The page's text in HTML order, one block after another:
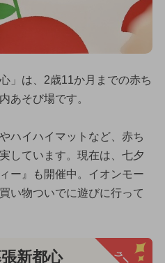
」は、2歳11か月までの赤ち
あそび場です。
ハイハイマットなど、赤ち
しています。現在は、七夕
ー』も開催中。イオンモー
い物ついでに遊びに行って
新都心